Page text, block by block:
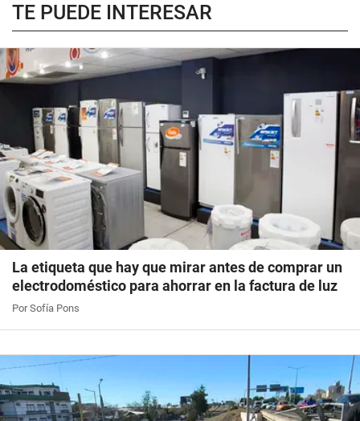
TE PUEDE INTERESAR
La etiqueta que hay que mirar antes de comprar un
electrodoméstico para ahorrar en la factura de luz
Por Sofía Pons